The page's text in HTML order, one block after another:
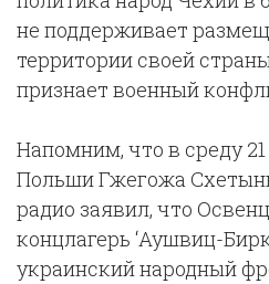
не поддерживает
территории своей
признает военный
Напомним, что в среду
Польши Гжегожа
радио заявил, что
концлагерь ‘Аушвиц-
украинский народный